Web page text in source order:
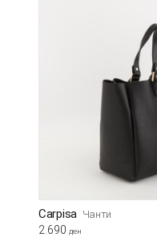
Carpisa Чанти
2.690 ден